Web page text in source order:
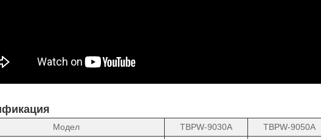
Модел TBPW-9030A TBPW-9050A